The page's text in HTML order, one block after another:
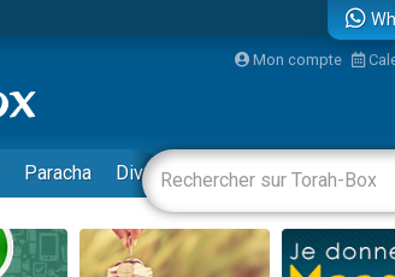
Mon compte
Paracha Divertissements Livres